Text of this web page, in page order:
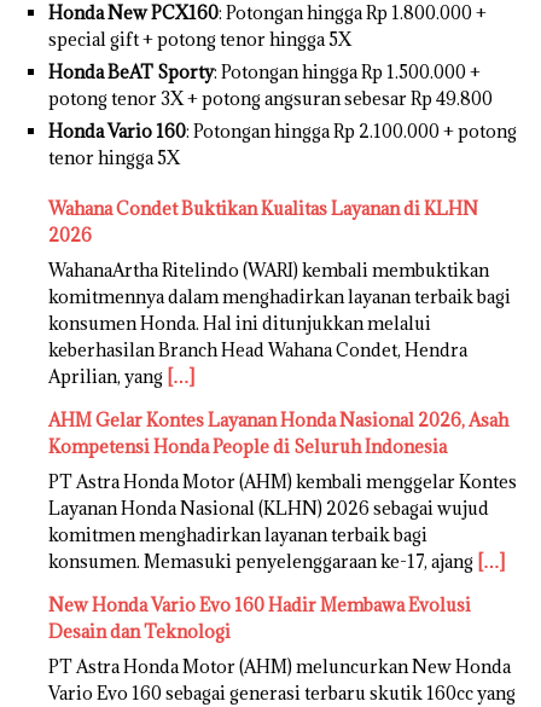
Honda New PCX160: Potongan hingga Rp 1.800.000 +
special gift + potong tenor hingga 5X
Honda BeAT Sporty: Potongan hingga Rp 1.500.000 +
potong tenor 3X + potong angsuran sebesar Rp 49.800
Honda Vario 160: Potongan hingga Rp 2.100.000 + potong
tenor hingga 5X
Wahana Condet Buktikan Kualitas Layanan di KLHN
2026
WahanaArtha Ritelindo (WARI) kembali membuktikan
komitmennya dalam menghadirkan layanan terbaik bagi
konsumen Honda. Hal ini ditunjukkan melalui
keberhasilan Branch Head Wahana Condet, Hendra
Aprilian, yang […]
AHM Gelar Kontes Layanan Honda Nasional 2026, Asah
Kompetensi Honda People di Seluruh Indonesia
PT Astra Honda Motor (AHM) kembali menggelar Kontes
Layanan Honda Nasional (KLHN) 2026 sebagai wujud
komitmen menghadirkan layanan terbaik bagi
konsumen. Memasuki penyelenggaraan ke-17, ajang […]
New Honda Vario Evo 160 Hadir Membawa Evolusi
Desain dan Teknologi
PT Astra Honda Motor (AHM) meluncurkan New Honda
Vario Evo 160 sebagai generasi terbaru skutik 160cc yang